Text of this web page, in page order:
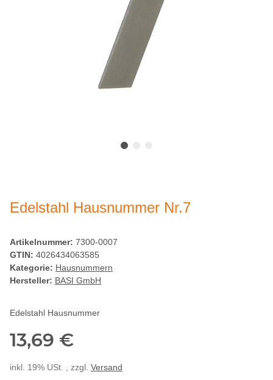
Edelstahl Hausnummer Nr.7
Artikelnummer: 7300-0007
GTIN: 4026434063585
Kategorie: Hausnummern
Hersteller: BASI GmbH
Edelstahl Hausnummer
13,69 €
inkl. 19% USt. , zzgl. Versand